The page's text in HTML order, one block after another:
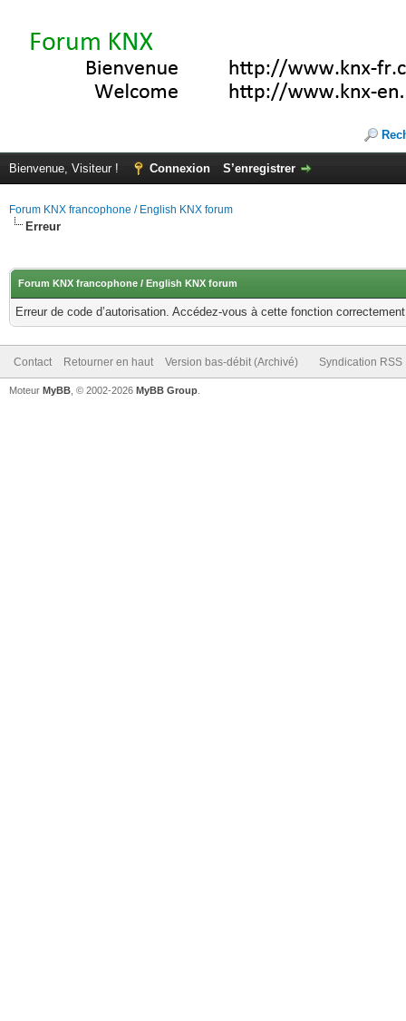
Bienvenue, Visiteur ! Connexion S’enregistrer
Forum KNX francophone / English KNX forum
Erreur
Forum KNX francophone / English KNX forum
Erreur de code d’autorisation. Accédez-vous à cette fonction
Contact Retourner en haut Version bas-débit (Archivé) Syndication RSS
Moteur MyBB , © 2002-2026 MyBB Group